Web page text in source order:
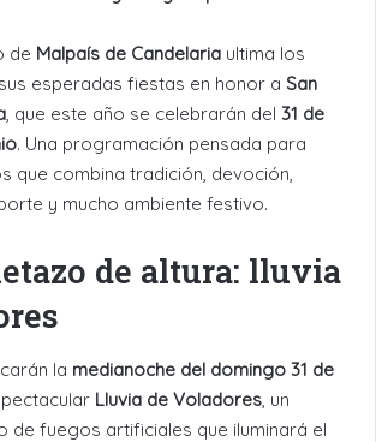
de Malpaís de Candelaria ultima los
esperadas fiestas en honor a San
, que este año se celebrarán del 31 de
. Una programación pensada para
que combina tradición, devoción,
y mucho ambiente festivo.
de altura: lluvia
la medianoche del domingo 31 de
Lluvia de Voladores , un
de fuegos artificiales que iluminará el